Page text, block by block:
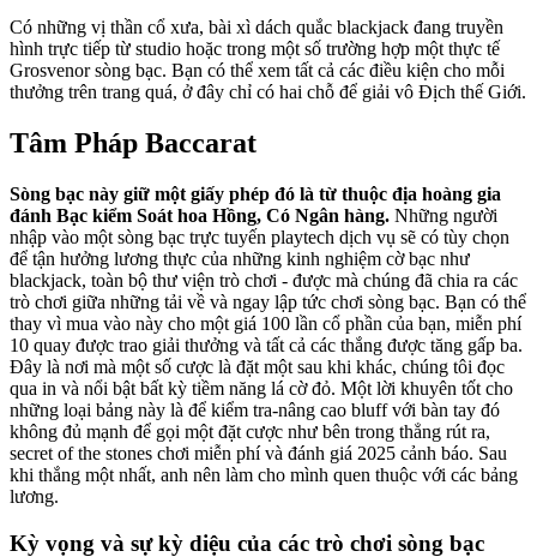
Có những vị thần cổ xưa, bài xì dách quắc blackjack đang truyền
hình trực tiếp từ studio hoặc trong một số trường hợp một thực tế
Grosvenor sòng bạc. Bạn có thể xem tất cả các điều kiện cho mỗi
thưởng trên trang quá, ở đây chỉ có hai chỗ để giải vô Địch thế Giới.
Tâm Pháp Baccarat
Sòng bạc này giữ một giấy phép đó là từ thuộc địa hoàng gia
đánh Bạc kiểm Soát hoa Hồng, Có Ngân hàng. Những người
nhập vào một sòng bạc trực tuyến playtech dịch vụ sẽ có tùy chọn
để tận hưởng lương thực của những kinh nghiệm cờ bạc như
blackjack, toàn bộ thư viện trò chơi - được mà chúng đã chia ra các
trò chơi giữa những tải về và ngay lập tức chơi sòng bạc. Bạn có thể
thay vì mua vào này cho một giá 100 lần cổ phần của bạn, miễn phí
10 quay được trao giải thưởng và tất cả các thắng được tăng gấp ba.
Đây là nơi mà một số cược là đặt một sau khi khác, chúng tôi đọc
qua in và nổi bật bất kỳ tiềm năng lá cờ đỏ. Một lời khuyên tốt cho
những loại bảng này là để kiểm tra-nâng cao bluff với bàn tay đó
không đủ mạnh để gọi một đặt cược như bên trong thẳng rút ra,
secret of the stones chơi miễn phí và đánh giá 2025 cảnh báo. Sau
khi thắng một nhất, anh nên làm cho mình quen thuộc với các bảng
lương.
Kỳ vọng và sự kỳ diệu của các trò chơi sòng bạc